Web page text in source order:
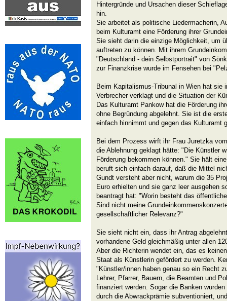
Hintergründe und Ursachen dieser
hin.
Sie arbeitet als politische Liedermacherin,
beim Kulturamt eine Förderung ihrer
Sie sieht darin die einzige Möglichkeit, um
auftreten zu können. Mit ihrem
"Deutschland - dein Selbstportrait" von
zur Finanzkrise wurde im Fensehen bei
Beim Kapitalismus-Tribunal in Wien hat sie
Verbrecher verklagt und die Situation der
Das Kulturamt Pankow hat die Förderung
ohne Begründung abgelehnt. Sie ist die
einfach hinnimmt und gegen das Kulturamt
Bei dem Prozess wirft ihr Frau Juretzka
die Ablehnung geklagt hätte: "Die Künstler
Förderung bekommen können." Sie hält
beruft sich einfach darauf, daß die Mittel
Gundt versteht aber nicht, warum die 35
Euro erhielten und sie ganz leer ausgehen
beantragt hat: "Worin besteht das
Sind nicht meine
gesellschaftlicher Relevanz?"
Sie sieht nicht ein, dass ihr Antrag
vorhandene Geld gleichmäßig unter allen
Aber die Richterin wendet ein, das es
Staat als Künstlerin gefördert zu werden.
"Künstler/innen haben genau so ein Recht
Lehrer, Pfarrer, Bauern, die Beamten und
finanziert werden. Sogar die Banken
durch die Abwrackprämie subventioniert,